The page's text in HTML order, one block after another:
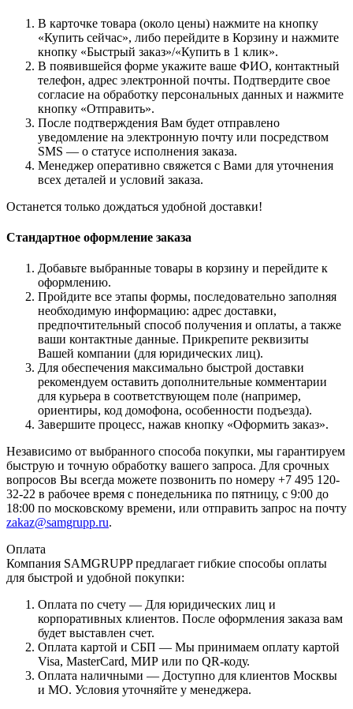
В карточке товара (около цены) нажмите на кнопку
«Купить сейчас», либо перейдите в Корзину и нажмите
кнопку «Быстрый заказ»/«Купить в 1 клик».
В появившейся форме укажите ваше ФИО, контактный
телефон, адрес электронной почты. Подтвердите свое
согласие на обработку персональных данных и нажмите
кнопку «Отправить».
После подтверждения Вам будет отправлено
уведомление на электронную почту или посредством
SMS — о статусе исполнения заказа.
Менеджер оперативно свяжется с Вами для уточнения
всех деталей и условий заказа.
Останется только дождаться удобной доставки!
Стандартное оформление заказа
Добавьте выбранные товары в корзину и перейдите к
оформлению.
Пройдите все этапы формы, последовательно заполняя
необходимую информацию: адрес доставки,
предпочтительный способ получения и оплаты, а также
ваши контактные данные. Прикрепите реквизиты
Вашей компании (для юридических лиц).
Для обеспечения максимально быстрой доставки
рекомендуем оставить дополнительные комментарии
для курьера в соответствующем поле (например,
ориентиры, код домофона, особенности подъезда).
Завершите процесс, нажав кнопку «Оформить заказ».
Независимо от выбранного способа покупки, мы гарантируем
быструю и точную обработку вашего запроса. Для срочных
вопросов Вы всегда можете позвонить по номеру +7 495 120-
32-22 в рабочее время с понедельника по пятницу, с 9:00 до
18:00 по московскому времени, или отправить запрос на почту
zakaz@samgrupp.ru.
Оплата
Компания SAMGRUPP предлагает гибкие способы оплаты
для быстрой и удобной покупки:
Оплата по счету — Для юридических лиц и
корпоративных клиентов. После оформления заказа вам
будет выставлен счет.
Оплата картой и СБП — Мы принимаем оплату картой
Visa, MasterCard, МИР или по QR-коду.
Оплата наличными — Доступно для клиентов Москвы
и МО. Условия уточняйте у менеджера.